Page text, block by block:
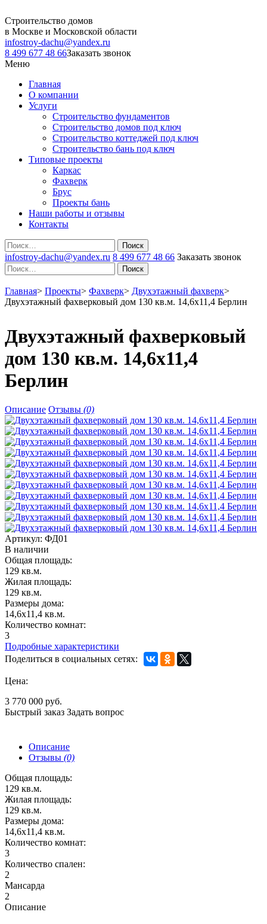
Строительство домов
в Москве и Московской области
infostroy-dachu@yandex.ru
8 499 677 48 66Заказать звонок
Меню
Главная
О компании
Услуги
Строительство фундаментов
Строительство домов под ключ
Строительство коттеджей под ключ
Строительство бань под ключ
Типовые проекты
Каркас
Фахверк
Брус
Проекты бань
Наши работы и отзывы
Контакты
Поиск
infostroy-dachu@yandex.ru 8 499 677 48 66 Заказать звонок
Поиск
Главная> Проекты> Фахверк> Двухэтажный фахверк>
Двухэтажный фахверковый дом 130 кв.м. 14,6х11,4 Берлин
Двухэтажный фахверковый
дом 130 кв.м. 14,6х11,4
Берлин
Описание Отзывы (0)
Артикул: ФД01
В наличии
Общая площадь:
129 кв.м.
Жилая площадь:
129 кв.м.
Размеры дома:
14,6х11,4 кв.м.
Количество комнат:
3
Подробные характеристики
Поделиться в социальных сетях:
Цена:
3 770 000 руб.
Быстрый заказ Задать вопрос
Описание
Отзывы (0)
Общая площадь:
129 кв.м.
Жилая площадь:
129 кв.м.
Размеры дома:
14,6х11,4 кв.м.
Количество комнат:
3
Количество спален:
2
Мансарда
2
Описание